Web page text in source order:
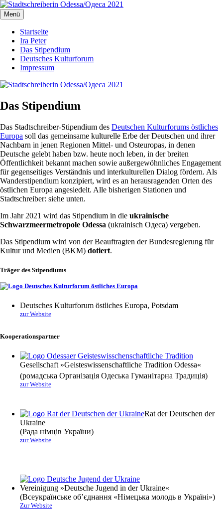
Zum
Inhalt
springen
Stadtschreiberin Odessa/Одеса 2021
Stadtschreiberin Odessa/Одеса 2021
Menü
Startseite
Ira Peter
Das Stipendium
Deutsches Kulturforum
Impressum
Das Stipendium
Das Stadtschreiber-Stipendium des Deutschen Kulturforums östliches
Europa soll das gemeinsame kulturelle Erbe der Deutschen und ihrer
Nachbarn in jenen Regionen Mittel- und Osteuropas, in denen
Deutsche gelebt haben bzw. heute noch leben, in der breiten
Öffentlichkeit bekannt machen sowie außergewöhnliches Engagement
für gegenseitiges Verständnis und interkulturellen Dialog fördern. Als
Wanderstipendium konzipiert, wird es an herausragenden Orten des
östlichen Europa angesiedelt. Alle bisherigen Stationen und
Stadtschreiber: siehe unten.
Im Jahr 2021 wird das Stipendium in die ukrainische
Schwarzmeermetropole Odessa (ukrainisch Одеса) vergeben.
Das Stipendium wird von der Beauftragten der Bundesregierung für
Kultur und Medien (BKM) dotiert.
Träger des Stipendiums
Deutsches Kulturforum östliches Europa, Potsdam
zur Website
Kooperationspartner
Gesellschaft »Geisteswissenschaftliche Tradition Odessa«
(ромадська Організація Одеська Гуманітарна Традиція)
zur Website
Rat der Deutschen der
Ukraine
(Рада німців України)
zur Website
Vereinigung »Deutsche Jugend in der Ukraine«
(Всеукраїнське об’єднання «Німецька молодь в Україні»)
Zur Website